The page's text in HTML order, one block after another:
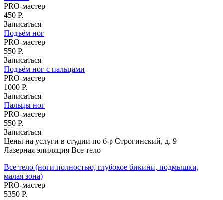
Мезотерапия головы
Биоревитализация
Биоревитализация рук
Биоревитализация шеи
Газожидкостный пилинг
PRO-мастер
450 Р.
Записаться
Подъём ног
PRO-мастер
550 Р.
Записаться
Подъём ног с пальцами
PRO-мастер
1000 Р.
Записаться
Пальцы ног
PRO-мастер
550 Р.
Записаться
Цены на услуги в студии по б-р Строгинский, д. 9
Лазерная эпиляция Все тело
Все тело (ноги полностью, глубокое бикини, подмышки,
малая зона)
PRO-мастер
5350 Р.